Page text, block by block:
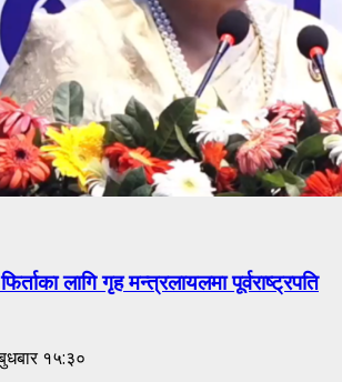
लागि गृह मन्त्रलायलमा पूर्वराष्ट्रपति
१५:३०